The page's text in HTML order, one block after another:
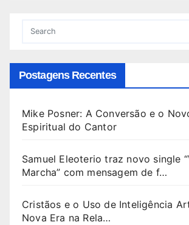
Postagens Recentes
Mike Posner: A Conversão e o
Espiritual do Cantor
Samuel Eleoterio traz novo single
Marcha” com mensagem de f…
Cristãos e o Uso de Inteligência
Nova Era na Rela…